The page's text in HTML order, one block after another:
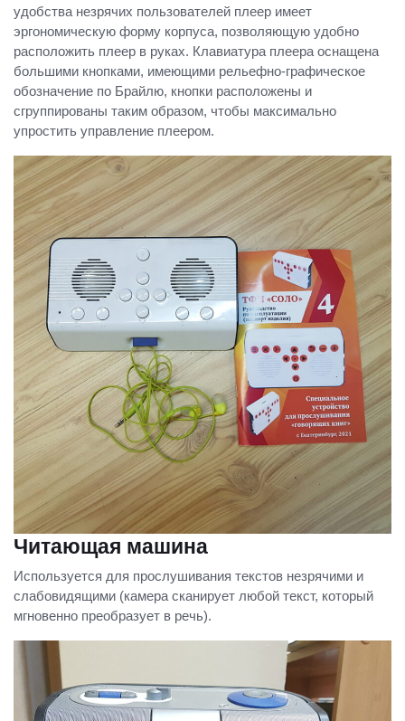
удобства незрячих пользователей плеер имеет
эргономическую форму корпуса, позволяющую удобно
расположить плеер в руках. Клавиатура плеера оснащена
большими кнопками, имеющими рельефно-графическое
обозначение по Брайлю, кнопки расположены и
сгруппированы таким образом, чтобы максимально
упростить управление плеером.
Читающая машина
Используется для прослушивания текстов незрячими и
слабовидящими (камера сканирует любой текст, который
мгновенно преобразует в речь).